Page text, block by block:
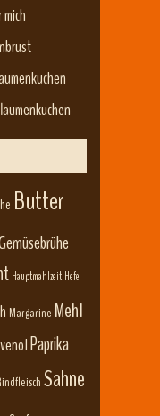
Butter
Hauptmahlzeit Hefe
Margarine Mehl
Paprika
Sahne